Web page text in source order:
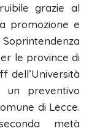
grazie al
promozione e
le province di
dell’Università
un preventivo
di Lecce.
metà